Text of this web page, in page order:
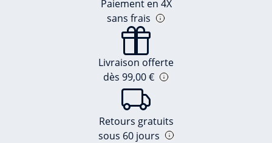
Paiement en 4X
sans frais
Livraison offerte
dès 99,00 €
Retours gratuits
sous 60 jours